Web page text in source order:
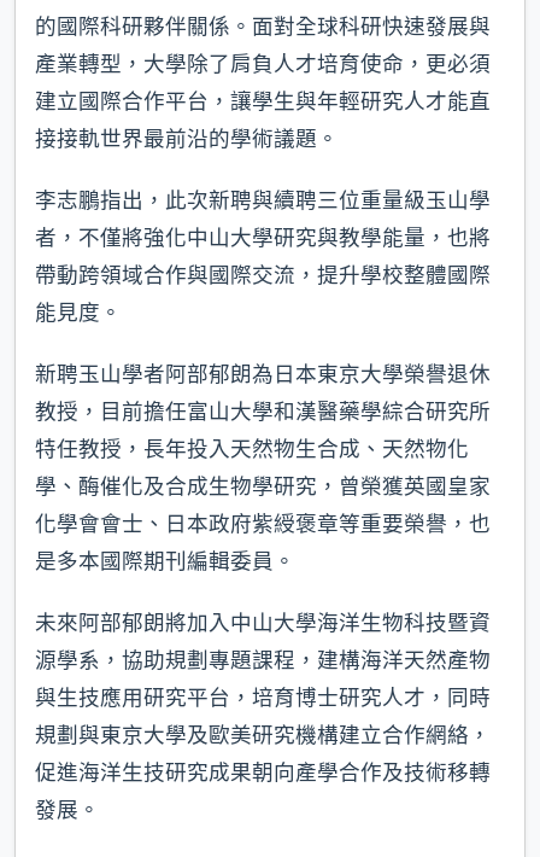
的國際科研夥伴關係。面對全球科研快速發展與
產業轉型，大學除了肩負人才培育使命，更必須
建立國際合作平台，讓學生與年輕研究人才能直
接接軌世界最前沿的學術議題。
李志鵬指出，此次新聘與續聘三位重量級玉山學
者，不僅將強化中山大學研究與教學能量，也將
帶動跨領域合作與國際交流，提升學校整體國際
能見度。
新聘玉山學者阿部郁朗為日本東京大學榮譽退休
教授，目前擔任富山大學和漢醫藥學綜合研究所
特任教授，長年投入天然物生合成、天然物化
學、酶催化及合成生物學研究，曾榮獲英國皇家
化學會會士、日本政府紫綬褒章等重要榮譽，也
是多本國際期刊編輯委員。
未來阿部郁朗將加入中山大學海洋生物科技暨資
源學系，協助規劃專題課程，建構海洋天然產物
與生技應用研究平台，培育博士研究人才，同時
規劃與東京大學及歐美研究機構建立合作網絡，
促進海洋生技研究成果朝向產學合作及技術移轉
發展。